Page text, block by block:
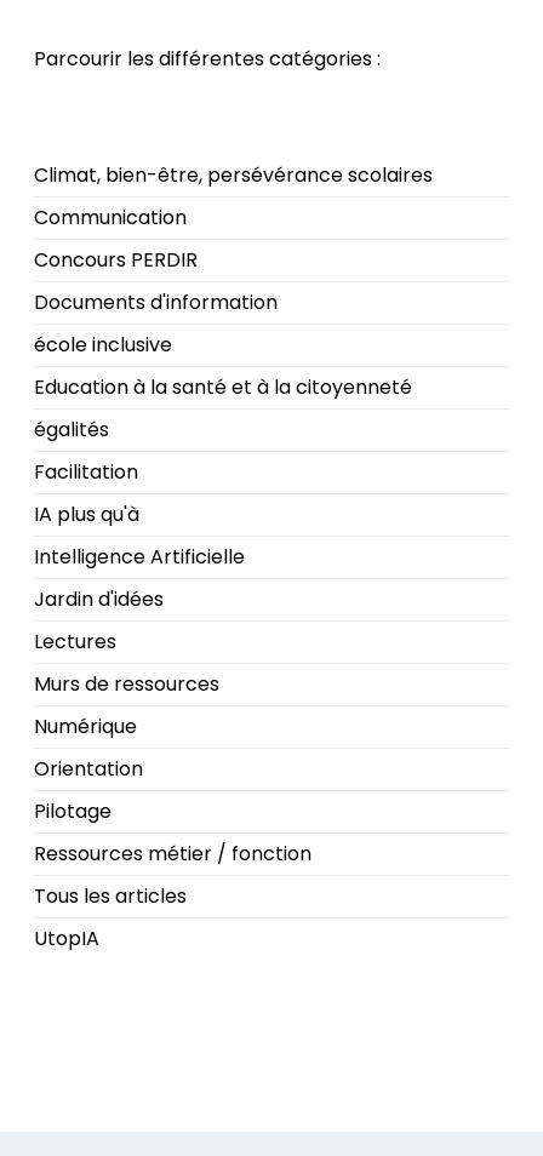
Parcourir les différentes catégories :
Climat, bien-être, persévérance scolaires
Communication
Concours PERDIR
Documents d'information
école inclusive
Education à la santé et à la citoyenneté
égalités
Facilitation
IA plus qu'à
Intelligence Artificielle
Jardin d'idées
Lectures
Murs de ressources
Numérique
Orientation
Pilotage
Ressources métier / fonction
Tous les articles
UtopIA